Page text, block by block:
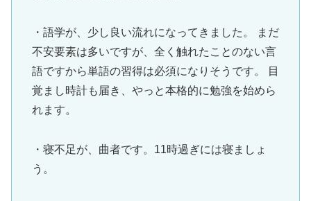
・語学が、少し良い流れになってきました。 まだ
不安要素は多いですが、全く触れたことのない言
語ですから単語の習得は必須になりそうです。 目
覚まし時計も届き、やっと本格的に勉強を始めら
れます。
・寝不足が、曲者です。11時過ぎには寝ましょ
う。